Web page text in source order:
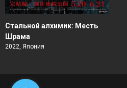
Стальной алхимик: Месть
Шрама
2022, Япония